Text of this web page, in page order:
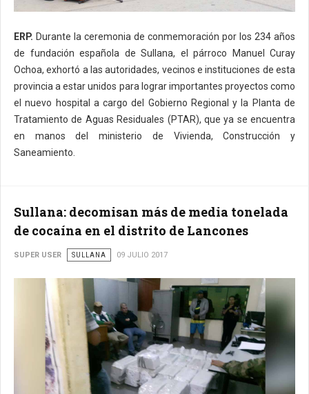
ERP. Durante la ceremonia de conmemoración por los 234 años
de fundación española de Sullana, el párroco Manuel Curay
Ochoa, exhortó a las autoridades, vecinos e instituciones de esta
provincia a estar unidos para lograr importantes proyectos como
el nuevo hospital a cargo del Gobierno Regional y la Planta de
Tratamiento de Aguas Residuales (PTAR), que ya se encuentra
en manos del ministerio de Vivienda, Construcción y
Saneamiento.
Sullana: decomisan más de media tonelada
de cocaína en el distrito de Lancones
SUPER USER SULLANA 09 JULIO 2017